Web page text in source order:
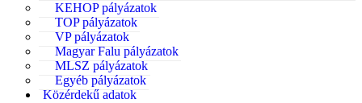
KEHOP pályázatok
TOP pályázatok
VP pályázatok
Magyar Falu pályázatok
MLSZ pályázatok
Egyéb pályázatok
Közérdekű adatok